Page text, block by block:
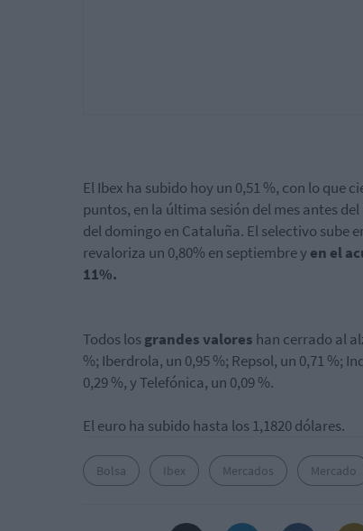
El Ibex ha subido hoy un 0,51 %, con lo que
puntos, en la última sesión del mes antes
del domingo en Cataluña. El selectivo sube
revaloriza un 0,80% en septiembre yen el
11%.
Todos losgrandes valores han cerrado al
%; Iberdrola, un 0,95 %; Repsol, un 0,71 %;
0,29 %, y Telefónica, un 0,09 %.
El euro ha subido hasta los 1,1820 dólares.
Bolsa Ibex Mercados Mercado